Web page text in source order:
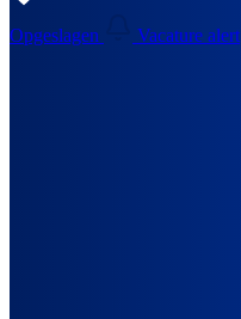
Opgeslagen Vacature alert